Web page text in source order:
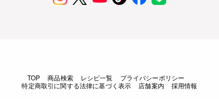
TOP 商品検索 レシピ一覧
プライバシーポリシー
特定商取引に関する法律に基づく表示
店舗案内 採用情報